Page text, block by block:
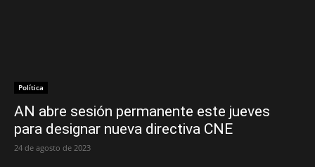
Política
AN abre sesión permanente este jueves
para designar nueva directiva CNE
24 de agosto de 2023